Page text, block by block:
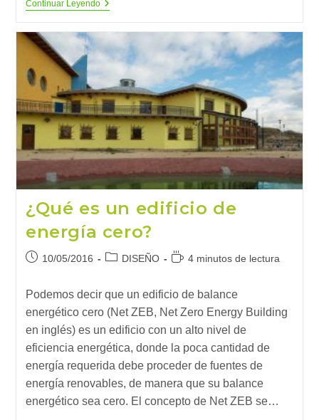
Continuar Leyendo7
Para
Que
Tu
Casa
Sea
Un
Poco
Más
Ecológica
¿Qué es un edificio de
energía cero?
Publicación
entrada:
10/05/2016
Categoría
entrada:
DISEÑO
Tiempo4 minutos de lectura
Podemos decir que un edificio de balance
energético cero (Net ZEB, Net Zero Energy Building
en inglés) es un edificio con un alto nivel de
eficiencia energética, donde la poca cantidad de
energía requerida debe proceder de fuentes de
energía renovables, de manera que su balance
energético sea cero. El concepto de Net ZEB se…